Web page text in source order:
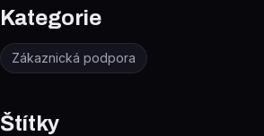
Kategorie
Zákaznická podpora
Štítky